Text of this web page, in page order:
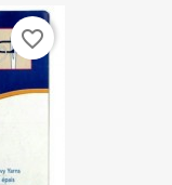
favorite_border